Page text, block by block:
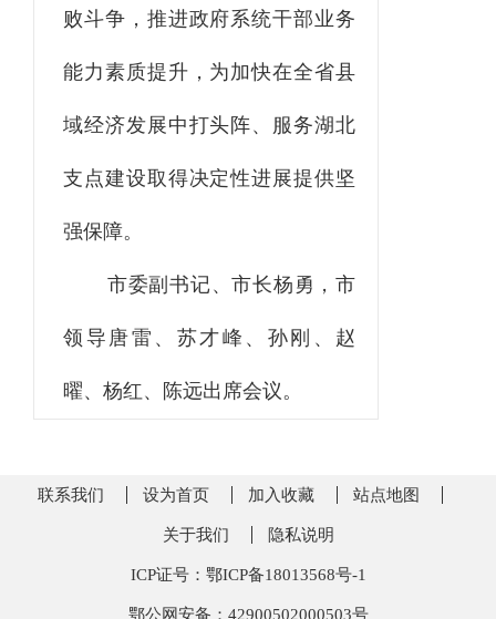
败斗争，推进政府系统干部业务
能力素质提升，为加快在全省县
域经济发展中打头阵、服务湖北
支点建设取得决定性进展提供坚
强保障。
市委副书记、市长杨勇，市
领导唐雷、苏才峰、孙刚、赵
曜、杨红、陈远出席会议。
联系我们 设为首页 加入收藏 站点地图
关于我们 隐私说明
ICP证号：鄂ICP备18013568号-1
鄂公网安备：42900502000503号